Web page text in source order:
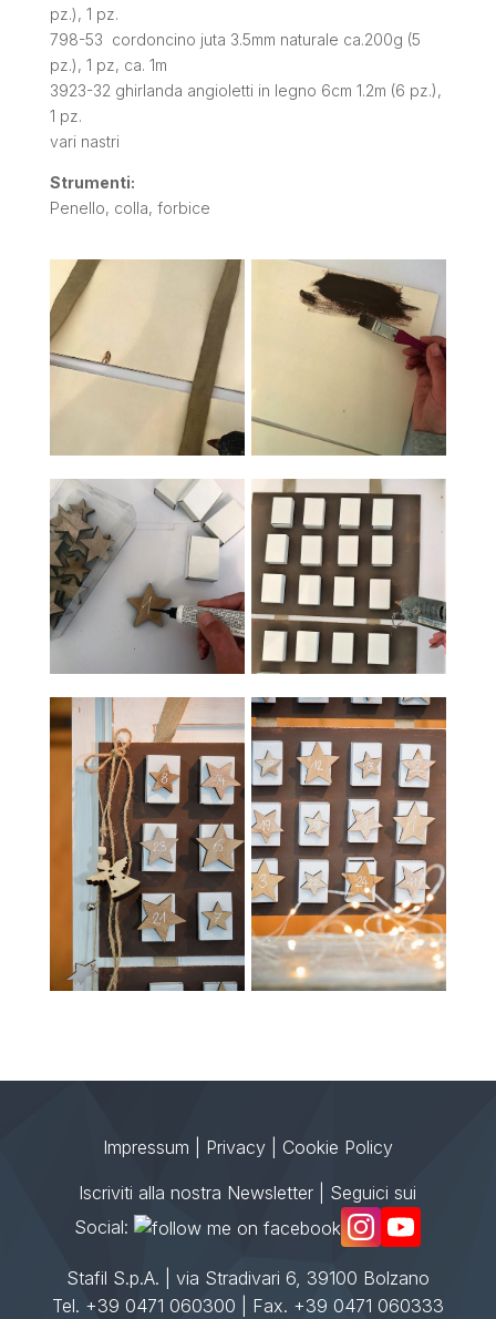
pz.), 1 pz.
798-53 cordoncino juta 3.5mm naturale ca.200g (5
pz.), 1 pz, ca. 1m
3923-32 ghirlanda angioletti in legno 6cm 1.2m (6 pz.),
1 pz.
vari nastri
Strumenti:
Penello, colla, forbice
Impressum Privacy| Cookie Policy
Iscriviti alla nostra Newsletter | Seguici sui
Social:
Stafil S.p.A. | via Stradivari 6, 39100 Bolzano
Tel. +39 0471 060300 | Fax. +39 0471 060333